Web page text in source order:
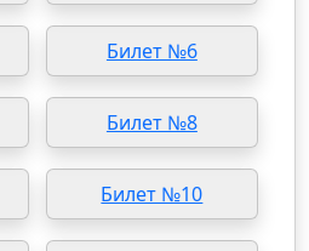
Билет №6
Билет №8
Билет №10